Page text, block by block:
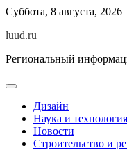
Skip
content
Суббота, 8 августа, 2026
luud.ru
Региональный
Дизайн
Наука и технология
Новости
Строительство и